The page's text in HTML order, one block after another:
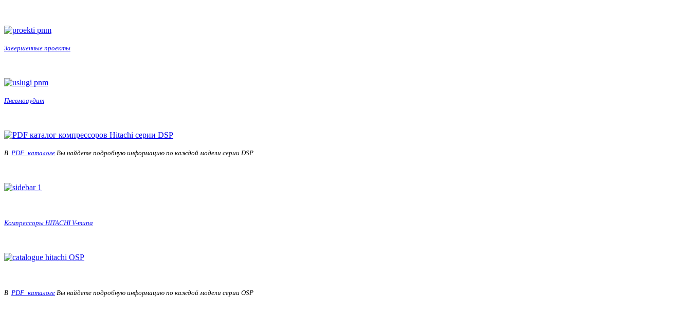
Завершенные проекты
Пневмоаудит
В PDF_каталоге Вы найдете подробную информацию по каждой модели серии DSP
Компрессоры HITACHI V-типа
В PDF_каталоге Вы найдете подробную информацию по каждой модели серии OSP